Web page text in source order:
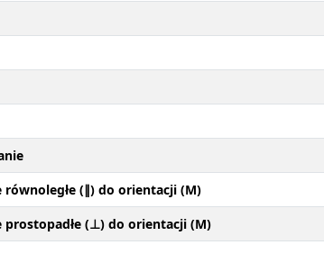
równoległe (∥) do orientacji (M)
prostopadłe (⊥) do orientacji (M)